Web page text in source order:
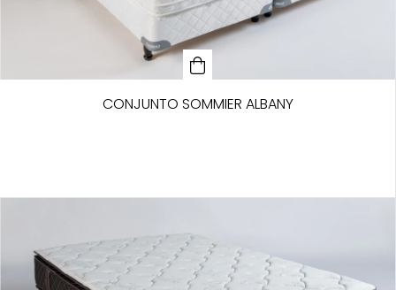
CONJUNTO SOMMIER ALBANY